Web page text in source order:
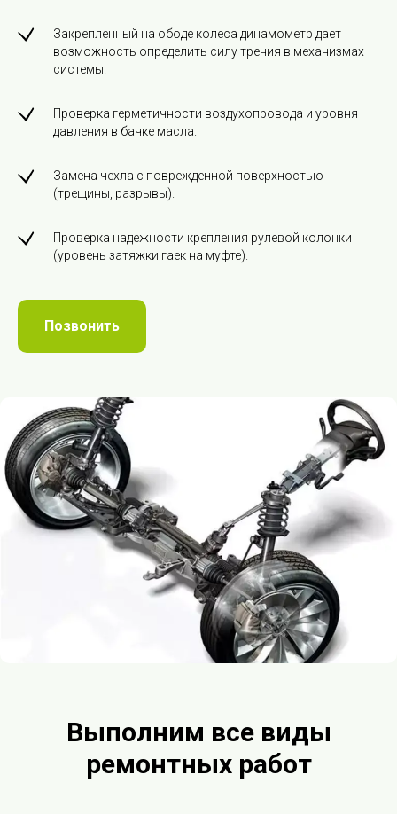
Закрепленный на ободе колеса динамометр дает
возможность определить силу трения в механизмах
системы.
Проверка герметичности воздухопровода и уровня
давления в бачке масла.
Замена чехла с поврежденной поверхностью
(трещины, разрывы).
Проверка надежности крепления рулевой колонки
(уровень затяжки гаек на муфте).
Позвонить
Выполним все виды
ремонтных работ